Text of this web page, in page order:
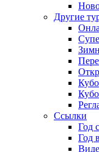
Другие
Ссылки
Год
Год